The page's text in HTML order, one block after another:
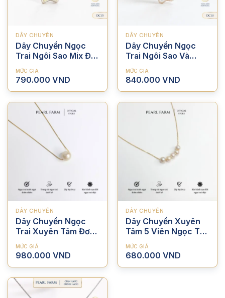
DÂY CHUYỀN
Dây Chuyền Ngọc
Trai Ngôi Sao Mix Đá
Bạc S925 Nữ Tính
Trẻ Trung
MỨC GIÁ
790.000 VND
DÂY CHUYỀN
Dây Chuyền Ngọc
Trai Ngôi Sao Và
Ngọc Tròn Bạc S925
MỨC GIÁ
840.000 VND
DÂY CHUYỀN
Dây Chuyền Ngọc
Trai Xuyên Tâm Đơn
Trẻ Trung 9mm
MỨC GIÁ
980.000 VND
DÂY CHUYỀN
Dây Chuyền Xuyên
Tâm 5 Viên Ngọc Trai
Thời Trang
MỨC GIÁ
680.000 VND